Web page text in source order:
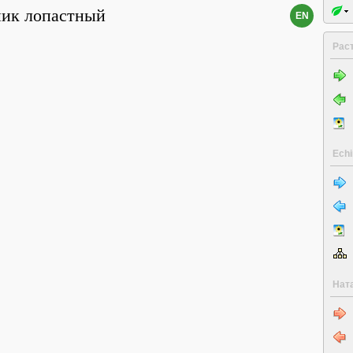
лопастный EN